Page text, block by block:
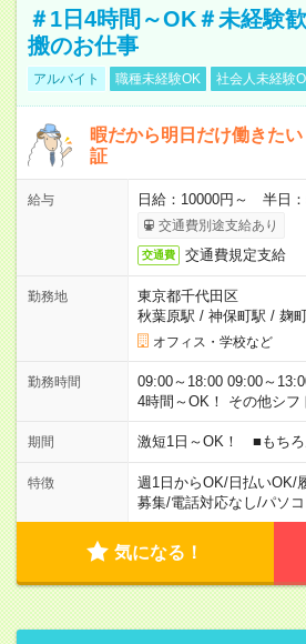
＃1日4時間～OK＃未経験
搬のお仕事
アルバイト 職種未経験OK 社会人未経験
暇だから明日だけ働きた
証
給与 日給：10000円～ 半日
交通費別途支給あり
交通費 交通費規定支給
勤務地
東京都千代田区
秋葉原駅 / 神保町駅 / 麹
オフィス・学校など
勤務時間
09:00～18:00 09:00～
4時間～OK！ その他シフ
期間 激短1日～OK！ ■もちろ
特徴 週1日からOK/日払いOK/
募集/電話対応なし/パソ
気になる！